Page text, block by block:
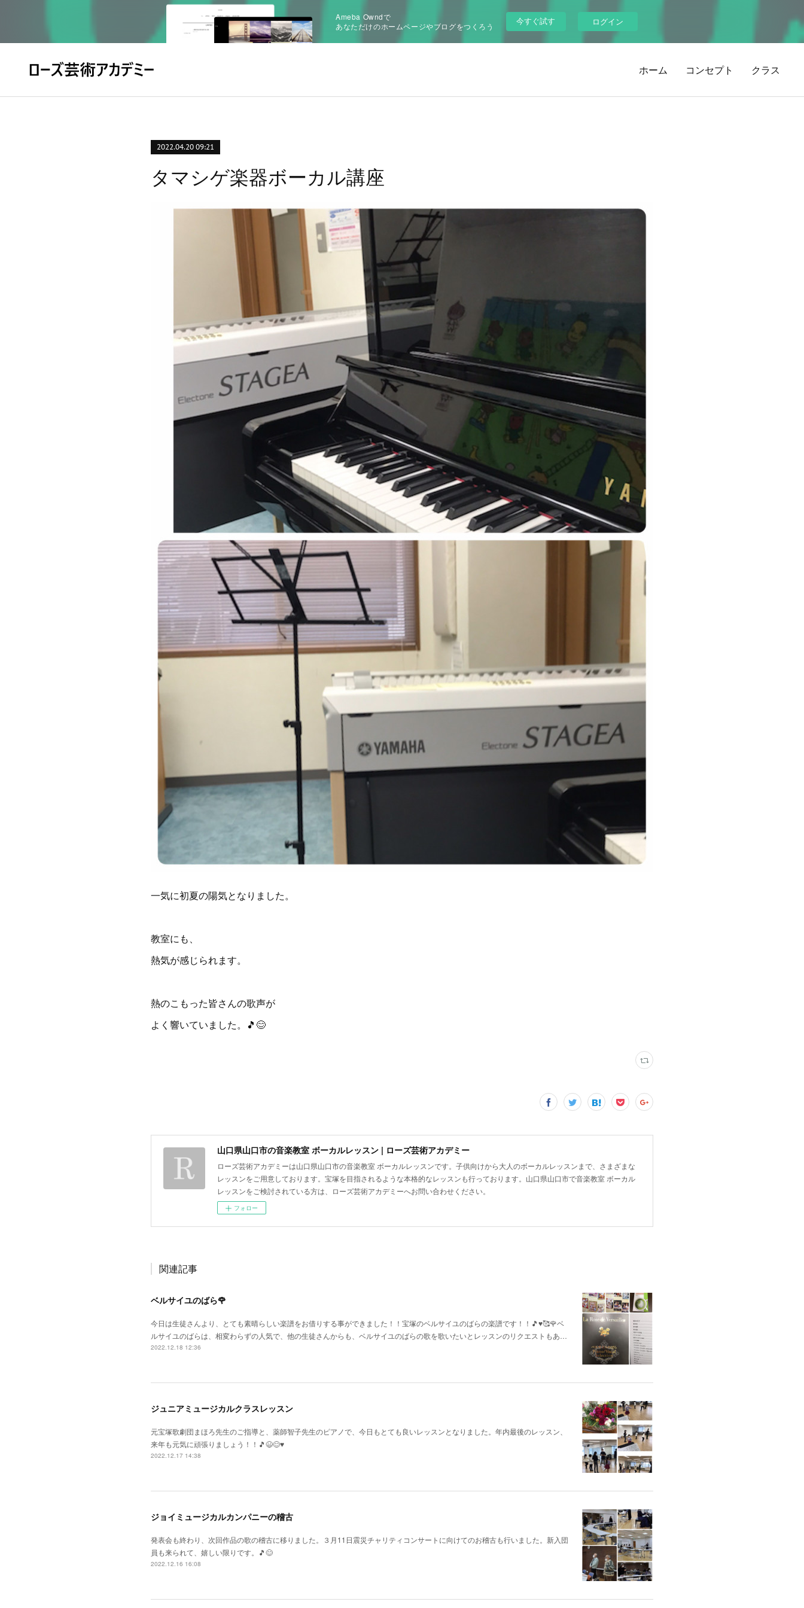
Ameba Owndで
あなただけのホームページやブログをつくろう
今すぐ試す ログイン
ホーム コンセプト クラス
2022.04.20 09:21
タマシゲ楽器ボーカル講座
一気に初夏の陽気となりました。
教室にも、
熱気が感じられます。
熱のこもった皆さんの歌声が
よく響いていました。🎵😊
山口県山口市の音楽教室 ボーカルレッスン | ローズ芸術アカデミー
ローズ芸術アカデミーは山口県山口市の音楽教室 ボーカルレッスンです。子供向けから大人のボーカルレッスンまで、さまざまな
レッスンをご用意しております。宝塚を目指されるような本格的なレッスンも行っております。山口県山口市で音楽教室 ボーカル
レッスンをご検討されている方は、ローズ芸術アカデミーへお問い合わせください。
フォロー
関連記事
ベルサイユのばら🌹
今日は生徒さんより、とても素晴らしい楽譜をお借りする事ができました！！宝塚のベルサイユのばらの楽譜です！！🎵♥️🥰🌹ベ
ルサイユのばらは、相変わらずの人気で、他の生徒さんからも、ベルサイユのばらの歌を歌いたいとレッスンのリクエストもあ…
2022.12.18 12:36
ジュニアミュージカルクラスレッスン
元宝塚歌劇団まほろ先生のご指導と、薬師智子先生のピアノで、今日もとても良いレッスンとなりました。年内最後のレッスン、
来年も元気に頑張りましょう！！🎵😆😊♥️
2022.12.17 14:38
ジョイミュージカルカンパニーの稽古
発表会も終わり、次回作品の歌の稽古に移りました。３月11日震災チャリティコンサートに向けてのお稽古も行いました。新入団
員も来られて、嬉しい限りです。🎵😊
2022.12.16 16:08